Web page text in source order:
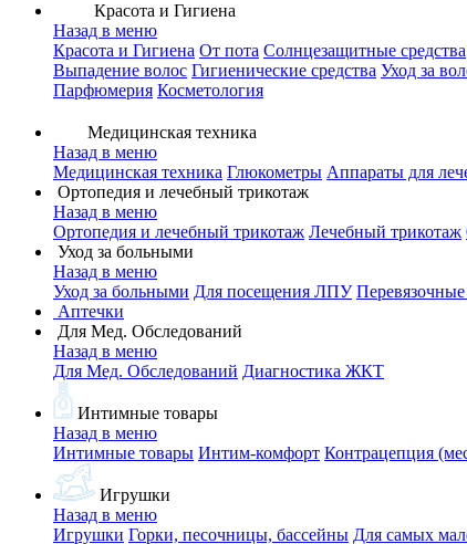
Красота и Гигиена
Назад в меню
Красота и Гигиена От пота Солнцезащитные средства
Выпадение волос Гигиенические средства Уход за
Парфюмерия Косметология
Медицинская техника
Назад в меню
Медицинская техника Глюкометры Аппараты для
Ортопедия и лечебный трикотаж
Назад в меню
Ортопедия и лечебный трикотаж Лечебный трикотаж
Уход за больными
Назад в меню
Уход за больными Для посещения ЛПУ Перевязочные
Аптечки
Для Мед. Обследований
Назад в меню
Для Мед. Обследований Диагностика ЖКТ
Интимные товары
Назад в меню
Интимные товары Интим-комфорт Контрацепция
Игрушки
Назад в меню
Игрушки Горки, песочницы, бассейны Для самых